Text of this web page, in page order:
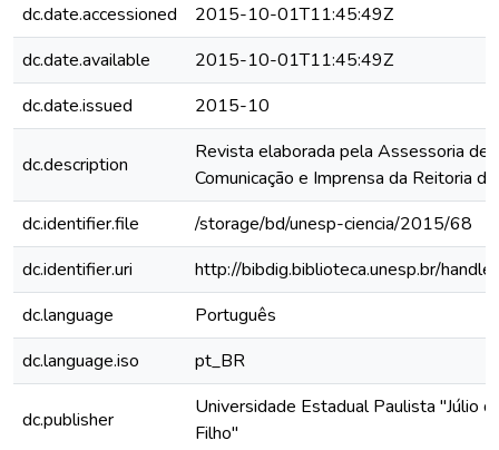
dc.date.accessioned
2015-10-01T11:45:49Z
dc.date.available
2015-10-01T11:45:49Z
dc.date.issued
2015-10
dc.description
Revista elaborada pela Assessoria de
Comunicação e Imprensa da Reitoria
dc.identifier.file
/storage/bd/unesp-ciencia/2015/68
dc.identifier.uri
http://bibdig.biblioteca.unesp.br/
dc.language
Português
dc.language.iso
pt_BR
dc.publisher
Universidade Estadual Paulista "Júlio
Filho"